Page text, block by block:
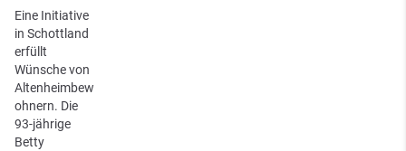
Eine Initiative
in Schottland
erfüllt
Wünsche von
Altenheimbew
ohnern. Die
93-jährige
Betty